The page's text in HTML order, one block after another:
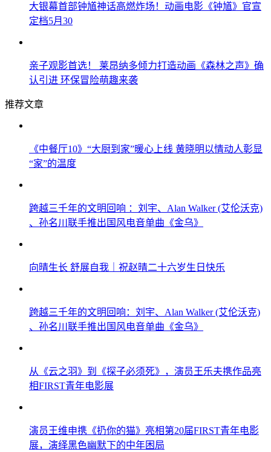
大银幕首部钟馗神话高燃炸场！动画电影《钟馗》官宣
定档5月30
亲子观影首选！ 莱昂纳多倾力打造动画《森林之声》确
认引进 环保冒险萌趣来袭
推荐文章
《中餐厅10》“大厨到家”暖心上线 黄晓明以情动人彰显
“家”的温度
跨越三千年的文明回响 ：刘宇、Alan Walker (艾伦沃克)
、孙名川联手推出国风电音单曲《金乌》
向晴生长 舒展自我｜祝赵晴二十六岁生日快乐
跨越三千年的文明回响：刘宇、Alan Walker (艾伦沃克)
、孙名川联手推出国风电音单曲《金乌》
从《云之羽》到《探子必须死》，演员王乐夫携作品亮
相FIRST青年电影展
演员王维申携《扔你的猫》亮相第20届FIRST青年电影
展，演绎黑色幽默下的中年困局